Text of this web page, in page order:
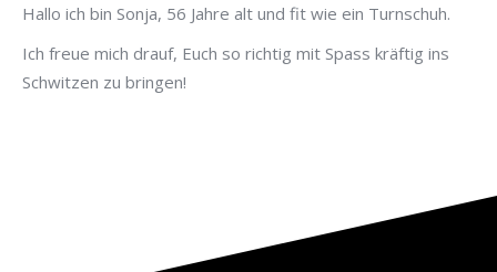
Hallo ich bin Sonja, 56 Jahre alt und fit wie ein Turnschuh.
Ich freue mich drauf, Euch so richtig mit Spass kräftig ins
Schwitzen zu bringen!